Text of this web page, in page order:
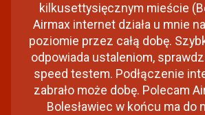
kilkusettysięcznym mieście
Airmax internet działa u mnie
poziomie przez całą dobę.
odpowiada ustaleniom,
speed testem. Podłączenie
zabrało może dobę. Polecam
Bolesławiec w końcu ma do